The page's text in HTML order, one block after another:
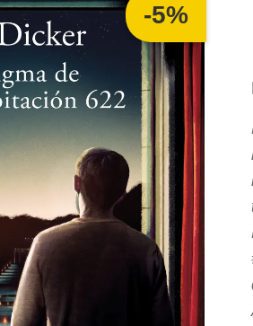
-5%